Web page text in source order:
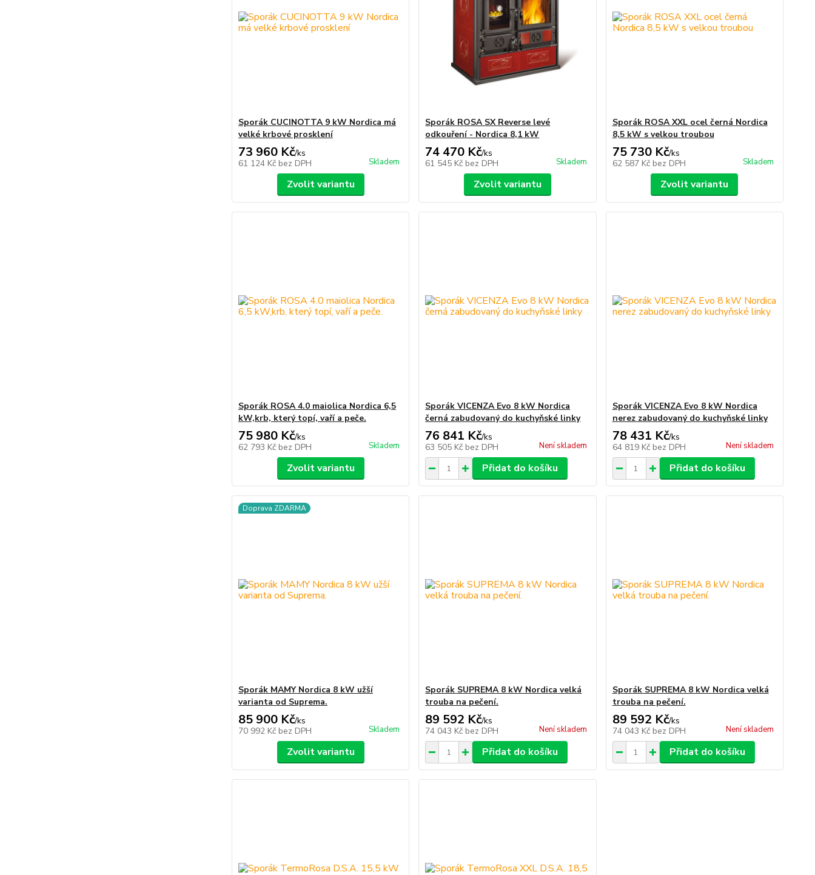
Sporák CUCINOTTA 9 kW Nordica má
velké krbové prosklení
73 960 Kč/ks
61 124 Kč bez DPH Skladem
Zvolit variantu
Sporák ROSA SX Reverse levé
odkouření - Nordica 8,1 kW
74 470 Kč/ks
61 545 Kč bez DPH Skladem
Zvolit variantu
Sporák ROSA XXL ocel černá Nordica
8,5 kW s velkou troubou
75 730 Kč/ks
62 587 Kč bez DPH Skladem
Zvolit variantu
Sporák ROSA 4.0 maiolica Nordica 6,5
kW,krb, který topí, vaří a peče.
75 980 Kč/ks
62 793 Kč bez DPH Skladem
Zvolit variantu
Sporák VICENZA Evo 8 kW Nordica
černá zabudovaný do kuchyňské linky
76 841 Kč/ks
63 505 Kč bez DPH Není skladem
Přidat do košíku
Sporák VICENZA Evo 8 kW Nordica
nerez zabudovaný do kuchyňské linky
78 431 Kč/ks
64 819 Kč bez DPH Není skladem
Přidat do košíku
Doprava ZDARMA
Sporák MAMY Nordica 8 kW užší
varianta od Suprema.
85 900 Kč/ks
70 992 Kč bez DPH Skladem
Zvolit variantu
Sporák SUPREMA 8 kW Nordica velká
trouba na pečení.
89 592 Kč/ks
74 043 Kč bez DPH Není skladem
Přidat do košíku
Sporák SUPREMA 8 kW Nordica velká
trouba na pečení.
89 592 Kč/ks
74 043 Kč bez DPH Není skladem
Přidat do košíku